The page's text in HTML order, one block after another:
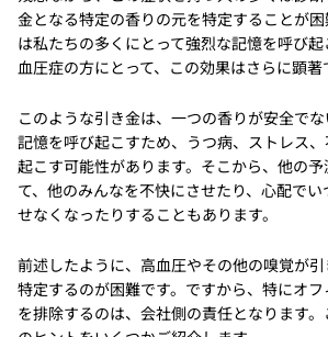
金となる特定の香りの元を特定することが
は私たちの多くにとって強烈な記憶を呼び
血圧症の方にとって、この効果はさらに顕著
このような引き金は、一つの香りが安全で
記憶を呼び起こすため、うつ病、ストレス
起こす可能性があります。そこから、他の
て、他のみんなを不快にさせたり、心配で
せなくなったりすることもあります。
前述したように、高血圧やその他の嗅覚が引
特定するのが困難です。ですから、特にオ
を排除するのは、会社側の責任となります